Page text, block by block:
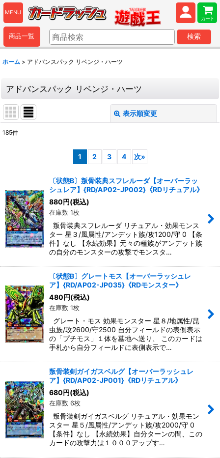
MENU
カート
商品一覧 検索
ホーム > アドバンスパック リベンジ・ハーツ
アドバンスパック リベンジ・ハーツ
表示順変更
絞り込む
185件
1 2 3 4 次»
〔状態B〕叛骨装典スフレルーダ【オーバーラッ
シュレア】{RD/AP02-JP002}《RDリチュアル》
880円(税込)
在庫数 1枚
叛骨装典スフレルーダ リチュアル・効果モンス
ター 星３/風属性/アンデット族/攻1200/守 0 【条
件】なし 【永続効果】元々の種族がアンデット族
の自分のモンスターの攻撃でモンスタ…
〔状態B〕グレートモス【オーバーラッシュレ
ア】{RD/AP02-JP035}《RDモンスター》
480円(税込)
在庫数 1枚
グレート・モス 効果モンスター 星８/地属性/昆
虫族/攻2600/守2500 自分フィールドの表側表示
の「プチモス」１体を墓地へ送り、 このカードは
手札から自分フィールドに表側表示で…
叛骨装剣ガイガスベルグ【オーバーラッシュレ
ア】{RD/AP02-JP001}《RDリチュアル》
680円(税込)
在庫数 6枚
叛骨装剣ガイガスベルグ リチュアル・効果モン
スター 星５/風属性/アンデット族/攻2000/守 0
【条件】なし 【永続効果】自分ターンの間、この
カードの攻撃力は１０００アップす…